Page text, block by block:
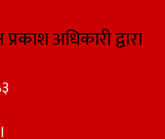
अधिकारी द्वारा